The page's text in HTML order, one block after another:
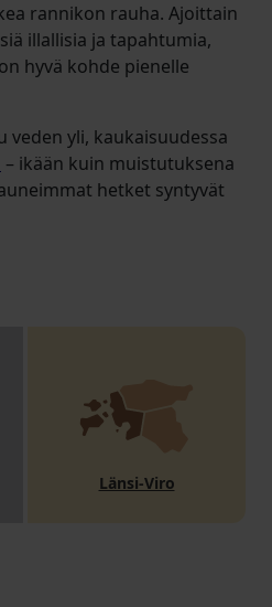
rannikon rauha. Ajoittain
illallisia ja tapahtumia,
hyvä kohde pienelle
veden yli, kaukaisuudessa
– ikään kuin muistutuksena
hetket syntyvät
Länsi-Viro